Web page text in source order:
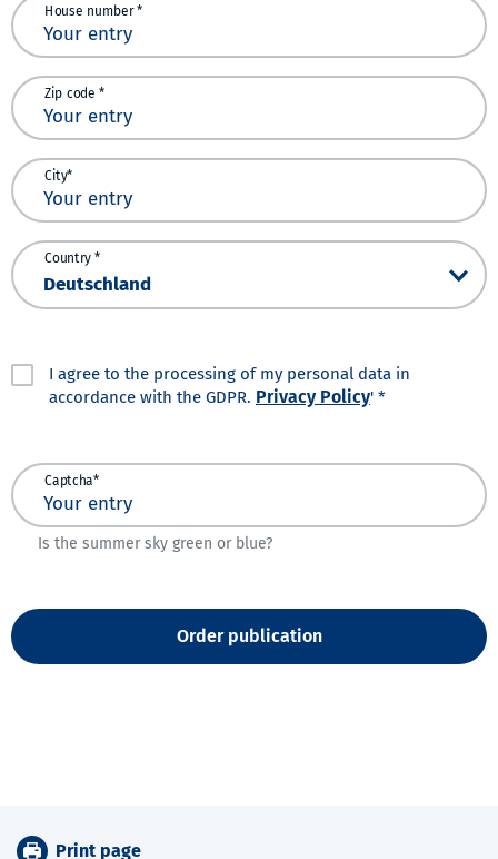
House number *
Zip code *
City*
Country *
I agree to the processing of my personal data in
accordance with the GDPR. Privacy Policy' *
Captcha*
Is the summer sky green or blue?
Order publication
Print page